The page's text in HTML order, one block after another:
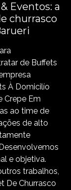
Eventos: a
churrasco
de Buffets
À Domicilío
Crepe Em
ao time de
de alto
e objetiva.
trabalhos,
De Churrasco